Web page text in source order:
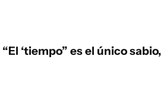
“El ‘tiempo” es el único sabio,